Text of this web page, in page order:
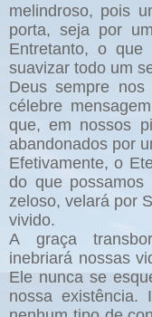
melindroso, pois
porta, seja por
Entretanto, o
suavizar todo um
Deus sempre
célebre
que, em nossos
abandonados por
Efetivamente, o
do que
zeloso, velará por
vivido.
A graça
inebriará nossas
Ele nunca se
nossa